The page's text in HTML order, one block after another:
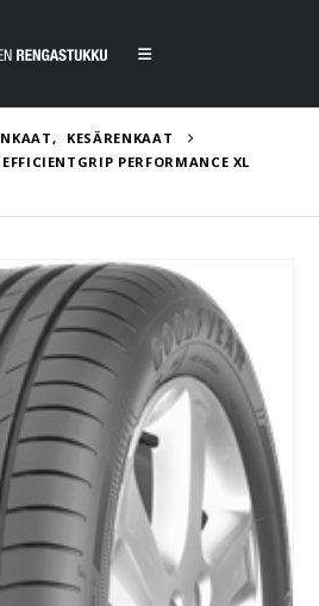
,
KESÄRENKAAT
PERFORMANCE XL